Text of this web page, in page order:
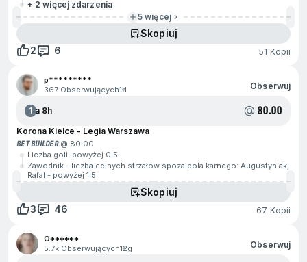
+ 2 więcej zdarzenia
5 więcej
Skopiuj
2
6 51 Kopii
p*********
367 Obserwujących1d Obserwuj
1Za 8h 80.00
Korona Kielce - Legia Warszawa
BET BUILDER@ 80.00
Liczba goli: powyżej 0.5
Zawodnik - liczba celnych strzałów spoza pola karnego: Augustyniak,
Rafal - powyżej 1.5
Skopiuj
3
46 67 Kopii
O******
5.7k Obserwujących12g Obserwuj